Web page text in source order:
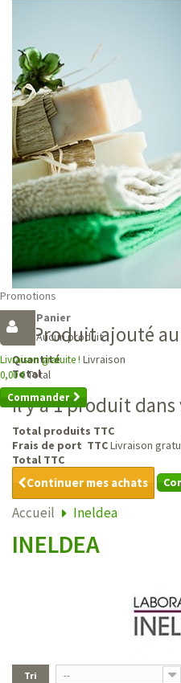
Promotions
Panier
Aucun produit
Livraison gratuite ! Livraison
0,00 €Total
Commander
Produit ajouté
Quantité
Total
Il y a 1 produit
Total produits TTC
Frais de port TTCLivraison
Total TTC
Continuer mes achats
Accueil Ineldea
INELDEA
Tri --